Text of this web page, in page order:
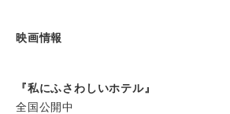
映画情報
『私にふさわしいホテル』
全国公開中